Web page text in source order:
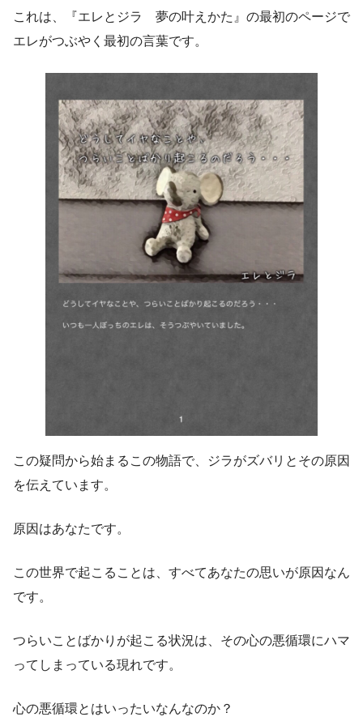
これは、『エレとジラ 夢の叶えかた』の最初のページで
エレがつぶやく最初の言葉です。
この疑問から始まるこの物語で、ジラがズバリとその原因
を伝えています。
原因はあなたです。
この世界で起こることは、すべてあなたの思いが原因なん
です。
つらいことばかりが起こる状況は、その心の悪循環にハマ
ってしまっている現れです。
心の悪循環とはいったいなんなのか？